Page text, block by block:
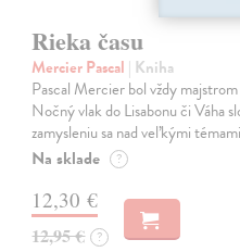
Rieka času
Mercier Pascal | Kniha
Pascal Mercier bol vždy
Nočný vlak do Lisabonu či Váha
zamysleniu sa nad veľkými
Na sklade ?
12,30 €
12,95 € ?